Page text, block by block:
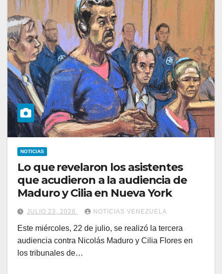
NOTICIAS
Lo que revelaron los asistentes
que acudieron a la audiencia de
Maduro y Cilia en Nueva York
JULIO 23, 2026 NOTICIAS VENEZUELA
Este miércoles, 22 de julio, se realizó la tercera
audiencia contra Nicolás Maduro y Cilia Flores en
los tribunales de…